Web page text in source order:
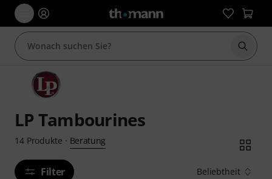
Suche
LP Tambourines
14 Produkte · Beratung
Filter Beliebtheit